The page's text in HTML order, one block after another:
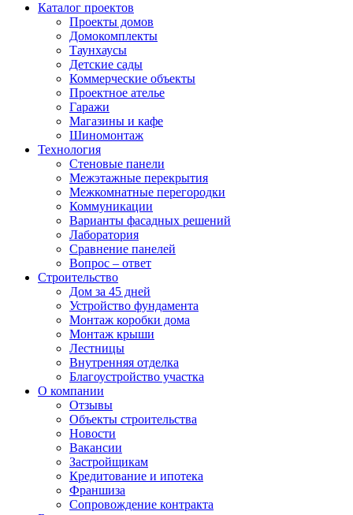
Каталог проектов
Проекты домов
Домокомплекты
Таунхаусы
Детские сады
Коммерческие объекты
Проектное ателье
Гаражи
Магазины и кафе
Шиномонтаж
Технология
Стеновые панели
Межэтажные перекрытия
Межкомнатные перегородки
Коммуникации
Варианты фасадных решений
Лаборатория
Сравнение панелей
Вопрос – ответ
Строительство
Дом за 45 дней
Устройство фундамента
Монтаж коробки дома
Монтаж крыши
Лестницы
Внутренняя отделка
Благоустройство участка
О компании
Отзывы
Объекты строительства
Новости
Вакансии
Застройщикам
Кредитование и ипотека
Франшиза
Сопровождение контракта